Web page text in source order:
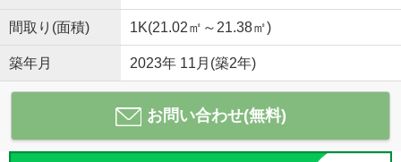
間取り(面積) 1K(21.02㎡～21.38㎡)
築年月 2023年 11月(築2年)
お問い合わせ(無料)